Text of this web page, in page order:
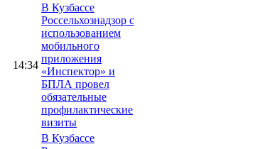
14:34
В Кузбассе
Россельхознадзор с
использованием
мобильного
приложения
«Инспектор» и
БПЛА провел
обязательные
профилактические
визиты
В Кузбассе